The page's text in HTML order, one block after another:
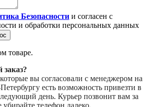
Безопасности и согласен с
и обработки персональных данных
товаре.
заказ?
вы согласовали с менеджером на
есть возможность привезти в
день. Курьер позвонит вам за
телефон далеко.